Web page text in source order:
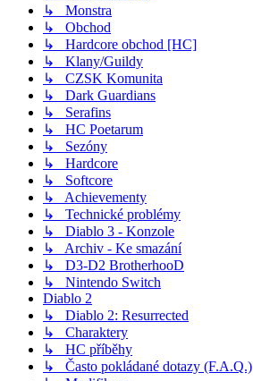
↳ Monstra
↳ Obchod
↳ Hardcore obchod [HC]
↳ Klany/Guildy
↳ CZSK Komunita
↳ Dark Guardians
↳ Serafins
↳ HC Poetarum
↳ Sezóny
↳ Hardcore
↳ Softcore
↳ Achievementy
↳ Technické problémy
↳ Diablo 3 - Konzole
↳ Archiv - Ke smazání
↳ D3-D2 BrotherhooD
↳ Nintendo Switch
Diablo 2
↳ Diablo 2: Resurrected
↳ Charaktery
↳ HC příběhy
↳ Často pokládané dotazy (F.A.Q.)